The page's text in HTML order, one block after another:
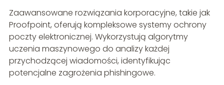
Zaawansowane rozwiązania korporacyjne, takie jak
Proofpoint, oferują kompleksowe systemy ochrony
poczty elektronicznej. Wykorzystują algorytmy
uczenia maszynowego do analizy każdej
przychodzącej wiadomości, identyfikując
potencjalne zagrożenia phishingowe.